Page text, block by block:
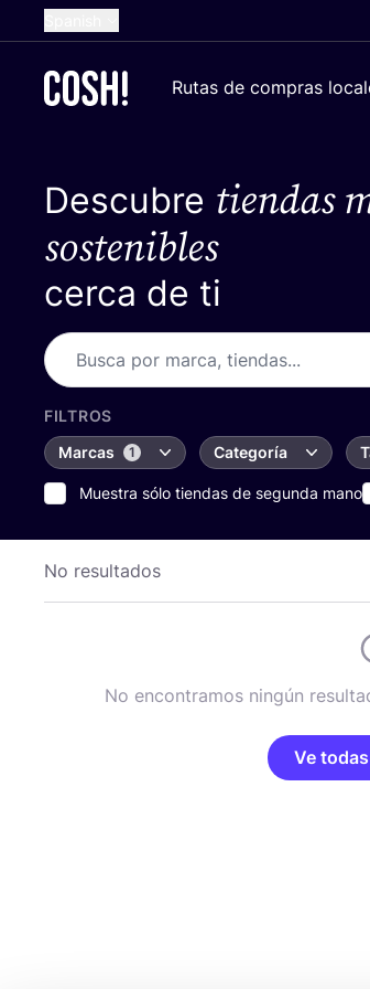
Dutch
German
Rutas de compras
Descubre tiendas
sostenibles
cerca de ti
FILTROS
Marcas
1 Categoría
Muestra sólo tiendas de segunda mano
No resultados
No encontramos ningún
Ve